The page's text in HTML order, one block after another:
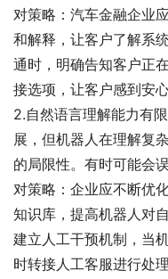
对策略：汽车金融企业
和解释，让客户了解系
通时，明确告知客户正
接选项，让客户感到安心
2.自然语言理解能力有
展，但机器人在理解复
的局限性。有时可能会
对策略：企业应不断优
知识库，提高机器人对
建立人工干预机制，当
时转接人工客服进行处理